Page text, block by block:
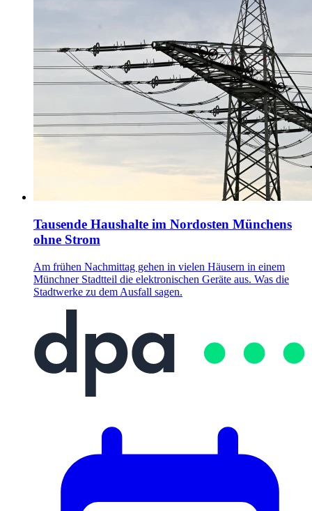
Tausende Haushalte im Nordosten Münchens
ohne Strom
Am frühen Nachmittag gehen in vielen Häusern in einem
Münchner Stadtteil die elektronischen Geräte aus. Was die
Stadtwerke zu dem Ausfall sagen.